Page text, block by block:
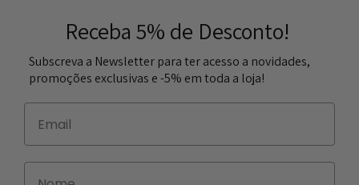
Receba 5% de Desconto!
Subscreva a Newsletter para ter acesso a novidades,
promoções exclusivas e -5% em toda a loja!